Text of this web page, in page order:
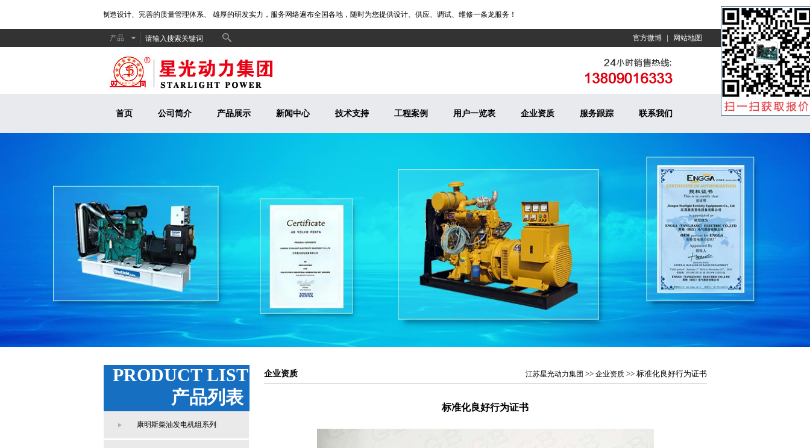
的生产工艺、专业的制造设计、完善的质量管理体系、 雄厚的研发实力，服务网络遍布全国各地，随时为您提供设计、供应、调试、维修一条龙服务！
产品 官方微博 | 网站地图
首页 公司简介 产品展示 新闻中心 技术支持 工程案例 用户一览表 企业资质 服务跟踪 联系我们
PRODUCT LIST
产品列表
康明斯柴油发电机组系列
江苏星光动力集团 >> 企业资质>> 标准化良好行为证书
企业资质
标准化良好行为证书